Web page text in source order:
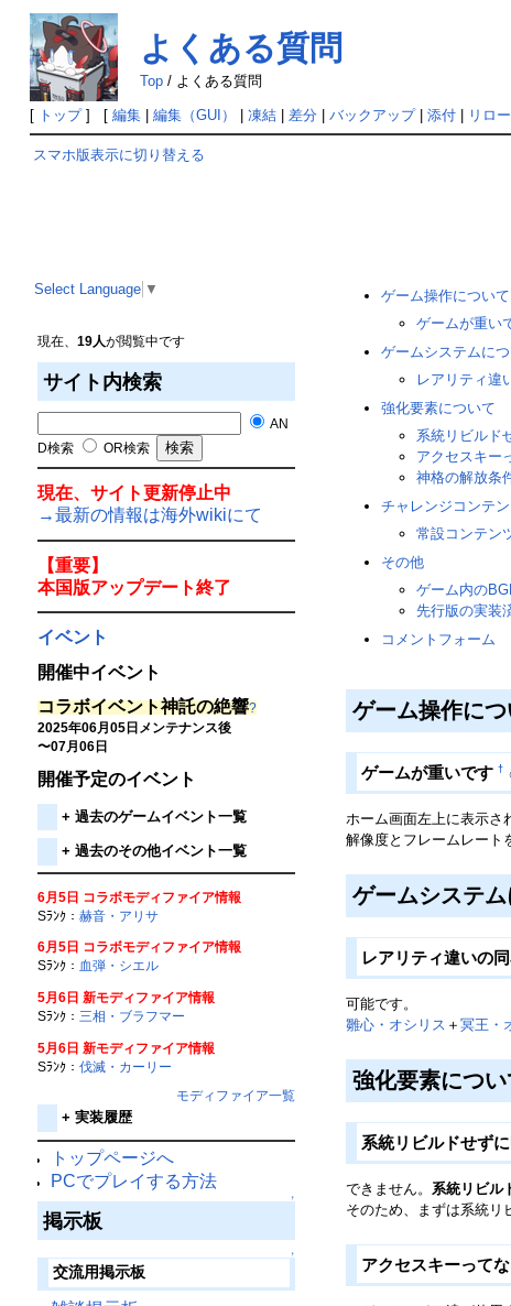
よくある質問
Top/ よくある質問
[ トップ] [ 編集| 編集（GUI） 凍結| 差分| バックアップ| 添付| リロ
スマホ版表示に切り替える
Select Language ▼
現在、 19人が閲覧中です
サイト内検索
AN
D検索
OR検索
現在、サイト更新停止中
→最新の情報は海外wikiにて
【重要】
本国版アップデート終了
イベント
開催中イベント
コラボイベント神託の絶響?
2025年06月05日メンテナンス後
〜07月06日
開催予定のイベント
+ 過去のゲームイベント一覧
+ 過去のその他イベント一覧
6月5日 コラボモディファイア情報
Sﾗﾝｸ： 赫音・アリサ
6月5日 コラボモディファイア情報
Sﾗﾝｸ： 血弾・シエル
5月6日 新モディファイア情報
Sﾗﾝｸ： 三相・ブラフマー
5月6日 新モディファイア情報
Sﾗﾝｸ： 伐滅・カーリー
モディファイア一覧
+ 実装履歴
トップページへ
PCでプレイする方法
↑
掲示板
↑
交流用掲示板
ゲーム操作について
ゲームが重い
ゲームシステムに
レアリティ違
強化要素について
系統リビルド
アクセスキー
神格の解放条
チャレンジコンテ
常設コンテン
その他
ゲーム内の
先行版の実装
コメントフォーム
ゲーム操作につ
ゲームが重いです†
ホーム画面左上に表示さ
解像度とフレームレート
ゲームシステ
レアリティ違いの
可能です。
雛心・オシリス ＋ 冥王・
強化要素につい
系統リビルドせず
できません。 系統リビル
そのため、まずは系統リ
アクセスキーって